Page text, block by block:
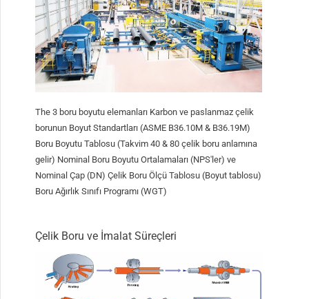
The 3 boru boyutu elemanları Karbon ve paslanmaz çelik
borunun Boyut Standartları (ASME B36.10M & B36.19M)
Boru Boyutu Tablosu (Takvim 40 & 80 çelik boru anlamına
gelir) Nominal Boru Boyutu Ortalamaları (NPS'ler) ve
Nominal Çap (DN) Çelik Boru Ölçü Tablosu (Boyut tablosu)
Boru Ağırlık Sınıfı Programı (WGT)
Çelik Boru ve İmalat Süreçleri